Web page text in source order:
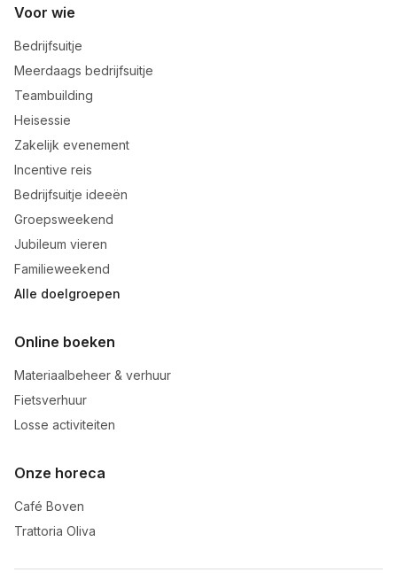
Voor wie
Bedrijfsuitje
Meerdaags bedrijfsuitje
Teambuilding
Heisessie
Zakelijk evenement
Incentive reis
Bedrijfsuitje ideeën
Groepsweekend
Jubileum vieren
Familieweekend
Alle doelgroepen
Online boeken
Materiaalbeheer & verhuur
Fietsverhuur
Losse activiteiten
Onze horeca
Café Boven
Trattoria Oliva